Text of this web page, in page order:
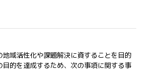
地域活性化や課題解決に資することを目的
目的を達成するため、次の事項に関する事